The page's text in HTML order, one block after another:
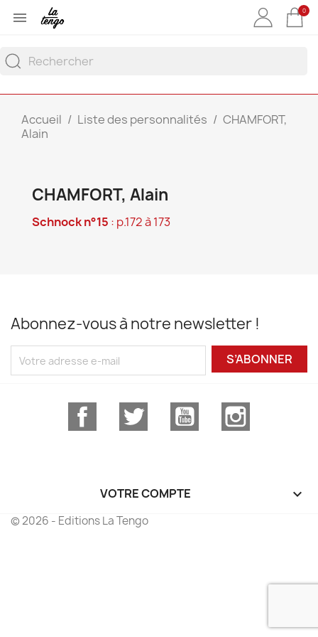
 0
Accueil Liste des personnalités
CHAMFORT,
Alain
CHAMFORT, Alain
Schnock n°15 : p.172 à 173
Abonnez-vous à notre newsletter !
S’ABONNER
Facebook Twitter YouTube
VOTRE COMPTE 
© 2026 - Editions La Tengo